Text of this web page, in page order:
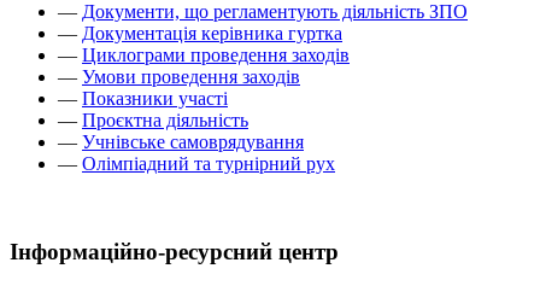
— Документи, що регламентують діяльність ЗПО
— Документація керівника гуртка
— Циклограми проведення заходів
— Умови проведення заходів
— Показники участі
— Проєктна діяльність
— Учнівське самоврядування
— Олімпіадний та турнірний рух
Інформаційно-ресурсний центр